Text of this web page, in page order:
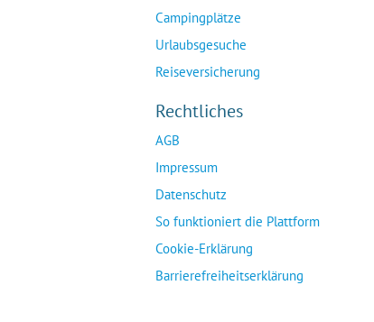
Campingplätze
Urlaubsgesuche
Reiseversicherung
Rechtliches
AGB
Impressum
Datenschutz
So funktioniert die Plattform
Cookie-Erklärung
Barrierefreiheitserklärung